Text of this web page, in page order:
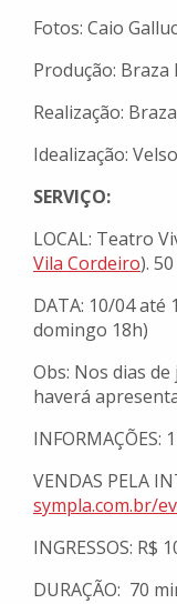
Fotos: Caio
Produção:
Realização:
Idealização:
SERVIÇO:
LOCAL: Teatro
Vila Cordeiro).
DATA: 10/04 até
domingo 18h)
Obs: Nos dias
haverá
INFORMAÇÕES:
VENDAS PELA
sympla.com.br/
INGRESSOS: R$
DURAÇÃO: 70